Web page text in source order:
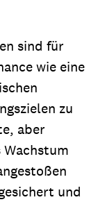
sind für
wie eine
zu
aber
und